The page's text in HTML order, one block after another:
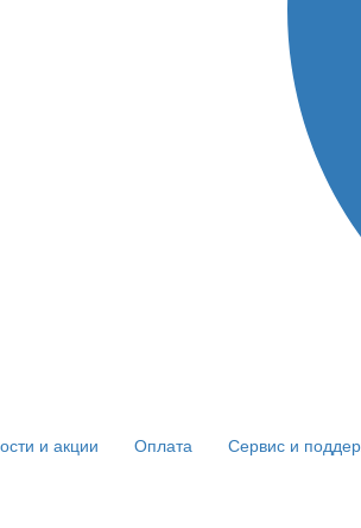
и акции Оплата Сервис и